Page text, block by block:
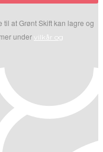
at Grønt Skift kan lagre og
under vilkår og